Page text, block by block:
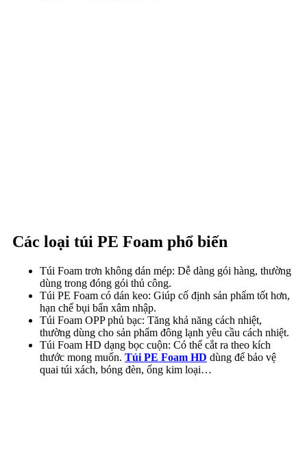
Các loại túi PE Foam phổ biến
Túi Foam trơn không dán mép: Dễ dàng gói hàng, thường
dùng trong đóng gói thủ công.
Túi PE Foam có dán keo: Giúp cố định sản phẩm tốt hơn,
hạn chế bụi bẩn xâm nhập.
Túi Foam OPP phủ bạc: Tăng khả năng cách nhiệt,
thường dùng cho sản phẩm đông lạnh yêu cầu cách nhiệt.
Túi Foam HD dạng bọc cuộn: Có thể cắt ra theo kích
thước mong muốn. Túi PE Foam HD dùng để bảo vệ
quai túi xách, bóng đèn, ống kim loại…